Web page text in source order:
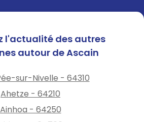
sua egitea.
naturguneetan.
baino gutxiagora
erretzea.
l'actualité des autres
autour de Ascain
sur-Nivelle - 64310
Ahetze - 64210
Ainhoa - 64250